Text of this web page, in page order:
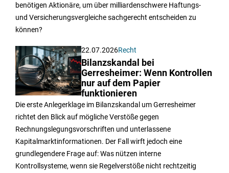
benötigen Aktionäre, um über milliardenschwere Haftungs-
und Versicherungsvergleiche sachgerecht entscheiden zu
können?
22.07.2026Recht
Bilanzskandal bei
Gerresheimer: Wenn Kontrollen
nur auf dem Papier
funktionieren
Die erste Anlegerklage im Bilanzskandal um Gerresheimer
richtet den Blick auf mögliche Verstöße gegen
Rechnungslegungsvorschriften und unterlassene
Kapitalmarktinformationen. Der Fall wirft jedoch eine
grundlegendere Frage auf: Was nützen interne
Kontrollsysteme, wenn sie Regelverstöße nicht rechtzeitig